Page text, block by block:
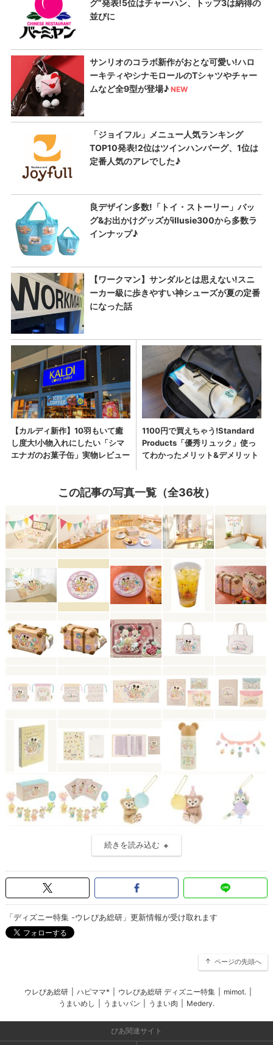
この記事の写真一覧（全36枚）
続きを読み込む
「ディズニー特集 -ウレぴあ総研」更新情報が受け取れます
ページの先頭へ
ウレぴあ総研 ハピママ* ウレぴあ総研 ディズニー特集 mimot.
うまいめし
うまいパン うまい肉 Medery.
ぴあ関連サイト